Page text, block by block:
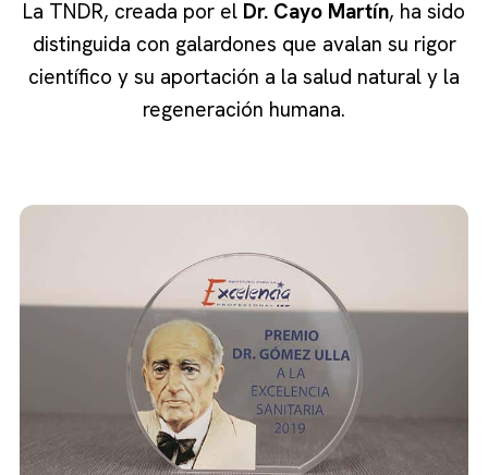
La TNDR, creada por el Dr. Cayo Martín, ha sido
distinguida con galardones que avalan su rigor
científico y su aportación a la salud natural y la
regeneración humana.